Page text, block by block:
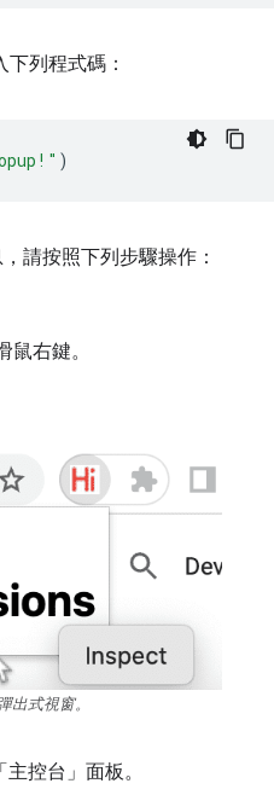
列程式碼：
)
請按照下列步驟操作：
右鍵。
出式視窗。
控台」 面板。